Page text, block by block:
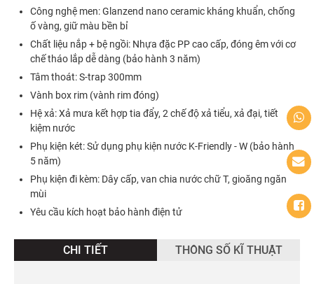
Công nghệ men: Glanzend nano ceramic kháng khuẩn, chống
ố vàng, giữ màu bền bỉ
Chất liệu nắp + bệ ngồi: Nhựa đặc PP cao cấp, đóng êm với cơ
chế tháo lắp dễ dàng (bảo hành 3 năm)
Tâm thoát: S-trap 300mm
Vành box rim (vành rim đóng)
Hệ xả: Xả mưa kết hợp tia đẩy, 2 chế độ xả tiểu, xả đại, tiết
kiệm nước
Phụ kiện két: Sử dụng phụ kiện nước K-Friendly - W (bảo hành
5 năm)
Phụ kiện đi kèm: Dây cấp, van chia nước chữ T, gioăng ngăn
mùi
Yêu cầu kích hoạt bảo hành điện tử
CHI TIẾT THÔNG SỐ KĨ THUẬT